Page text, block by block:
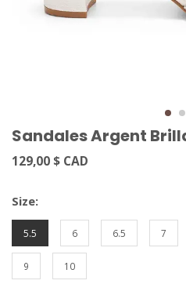
Sandales Argent
129,00 $ CAD
Size:
5.5 6 6.5 7
9 10